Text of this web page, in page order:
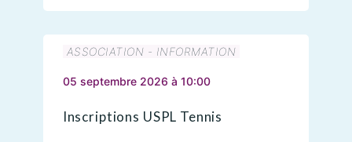
ASSOCIATION - INFORMATION
05 septembre 2026 à 10:00
Inscriptions USPL Tennis